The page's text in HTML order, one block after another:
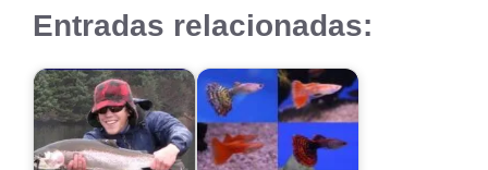
Entradas relacionadas: